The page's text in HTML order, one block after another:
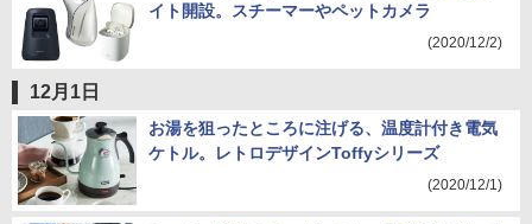
イト開設。スチーマーやペットカメラ
(2020/12/2)
12月1日
お湯を狙ったところに注げる、温度計付き電気
ケトル。レトロデザインToffyシリーズ
(2020/12/1)